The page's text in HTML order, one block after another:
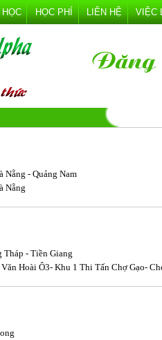
HỌC PHÍ LIÊN HỆ VIỆC
Nẵng - Quảng Nam
Nẵng
Tháp - Tiền Giang
Hoài Ô3- Khu 1 Thi Tấn Chợ Gạo-